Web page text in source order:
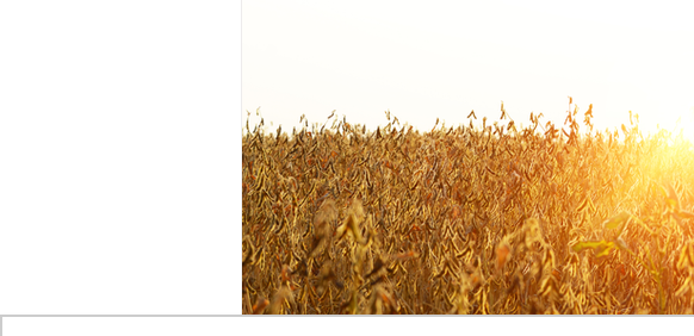
cana-de-açúcar Checkplant Citros
Cultura de inverno Doenças Drone
Falsa medideira Feijão Farmbox